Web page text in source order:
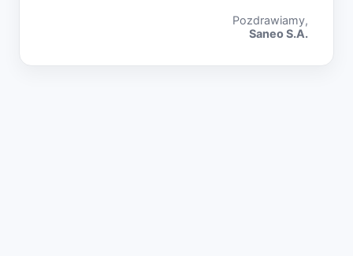
Pozdrawiamy,
Saneo S.A.